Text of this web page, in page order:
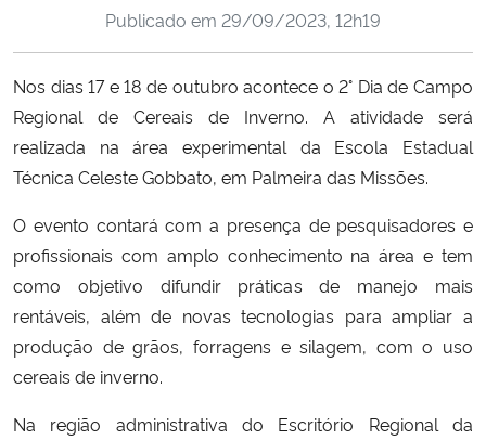
Ministério da Cidadania
Ministério de Minas e Energia
Ministério da Ciência, Tecnologia, Inovações e Comunicações
Ministério do Meio Ambiente
Ministério do Desenvolvimento Regional
Controladoria-Geral da União
Publicado em 29/09/2023, 12h19
Nos dias 17 e 18 de outubro acontece o 2° Dia de Campo
Regional de Cereais de Inverno. A atividade será
realizada na área experimental da Escola Estadual
Técnica Celeste Gobbato, em Palmeira das Missões.
O evento contará com a presença de pesquisadores e
profissionais com amplo conhecimento na área e tem
como objetivo difundir práticas de manejo mais
rentáveis, além de novas tecnologias para ampliar a
produção de grãos, forragens e silagem, com o uso
cereais de inverno.
Na região administrativa do Escritório Regional da